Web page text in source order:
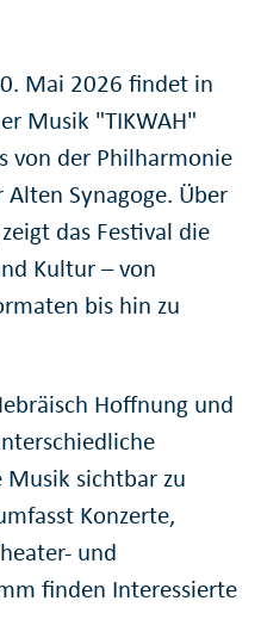
Mai 2026 findet in
Musik "TIKWAH"
von der Philharmonie
Synagoge. Über
das Festival die
Kultur – von
bis hin zu
Hoffnung und
Musik sichtbar zu
Konzerte,
und
finden Interessierte